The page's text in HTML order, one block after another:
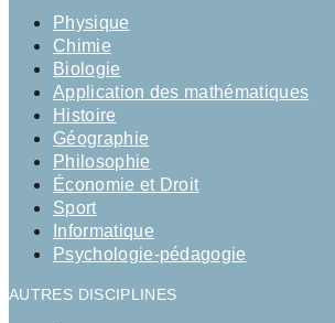
Physique
Chimie
Biologie
Application des mathématiques
Histoire
Géographie
Philosophie
Économie et Droit
Sport
Informatique
Psychologie-pédagogie
AUTRES DISCIPLINES